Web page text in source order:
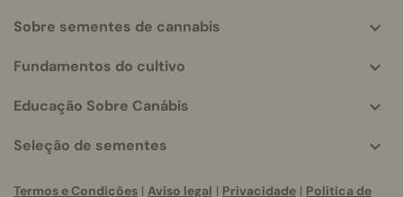
Sobre sementes de cannabis
Fundamentos do cultivo
Educação Sobre Canábis
Seleção de sementes
Termos e Condições | Aviso legal | Privacidade | Política de